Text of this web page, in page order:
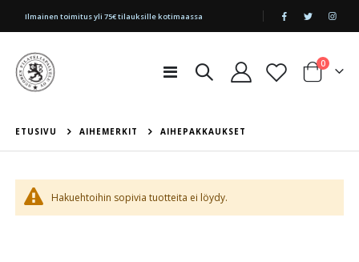
|
Ilmainen toimitus yli 75€ tilauksille kotimaassa
Toggle
Cart
0tuotetta
ETUSIVU AIHEMERKIT AIHEPAKKAUKSET
Hakuehtoihin sopivia tuotteita ei löydy.